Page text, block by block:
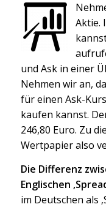
Aktie.
und Ask in einer
Nehmen wir an,
für einen Ask-
kaufen kannst.
246,80 Euro. Zu
Wertpapier also
Die Differenz
Englischen
im Deutschen als